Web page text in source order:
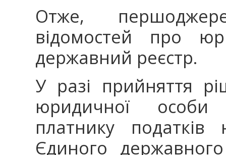
Отже,
відомостей про
державний реєстр.
У разі прийняття
юридичної особи
платнику податків
Єдиного